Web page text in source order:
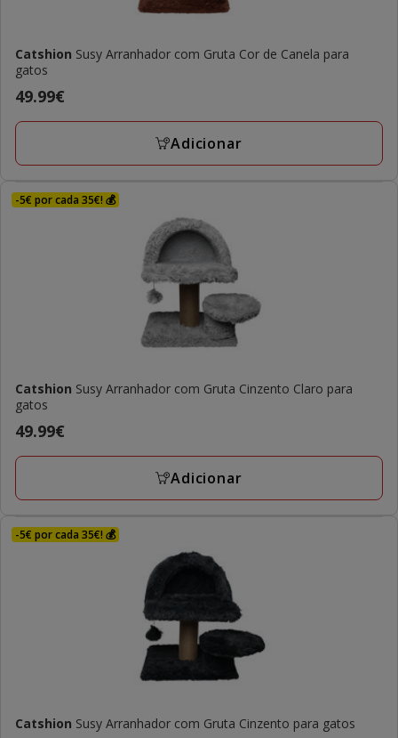
Catshion Susy Arranhador com Gruta Cor de Canela para
gatos
Preço
49.99€
49.99€
Adicionar
-5€ por cada 35€! 💰
Catshion Susy Arranhador com Gruta Cinzento Claro para
gatos
Preço
49.99€
49.99€
Adicionar
-5€ por cada 35€! 💰
Catshion Susy Arranhador com Gruta Cinzento para gatos